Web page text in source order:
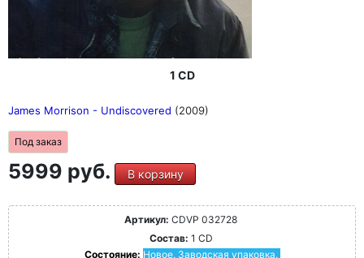
1 CD
James Morrison - Undiscovered (2009)
Под заказ
5999 руб. В корзину
Артикул: CDVP 032728
Состав: 1 CD
Состояние: Новое. Заводская упаковка.